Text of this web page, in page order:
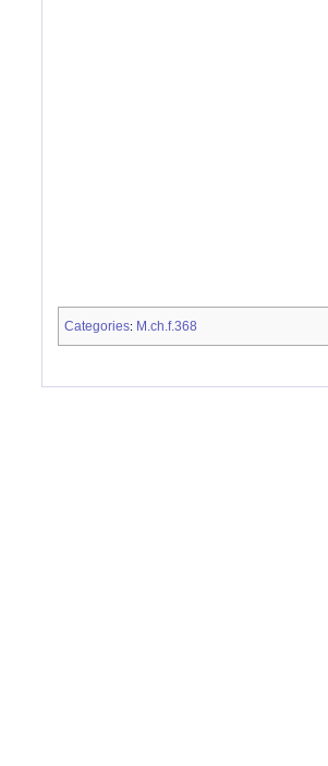
Categories: M.ch.f.368